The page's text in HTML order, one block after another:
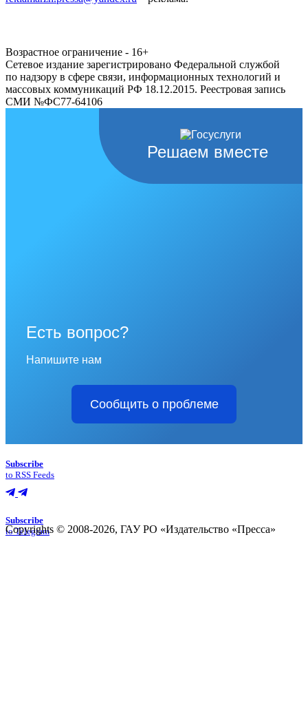
Возрастное ограничение - 16+
Сетевое издание зарегистрировано Федеральной службой
по надзору в сфере связи, информационных технологий и
массовых коммуникаций РФ 18.12.2015. Реестровая запись
СМИ №ФС77-64106
Решаем вместе
Есть вопрос?
Напишите нам
Сообщить о проблеме
Subscribe
to RSS Feeds
Subscribe
to Telegram
Copyrights © 2008-2026, ГАУ РО «Издательство «Пресса»